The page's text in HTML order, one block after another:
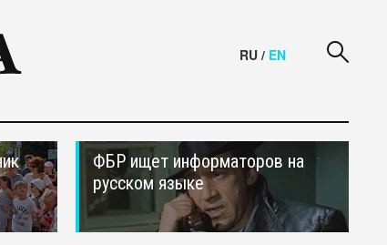
RU / EN
ФБР ищет информаторов на
русском языке